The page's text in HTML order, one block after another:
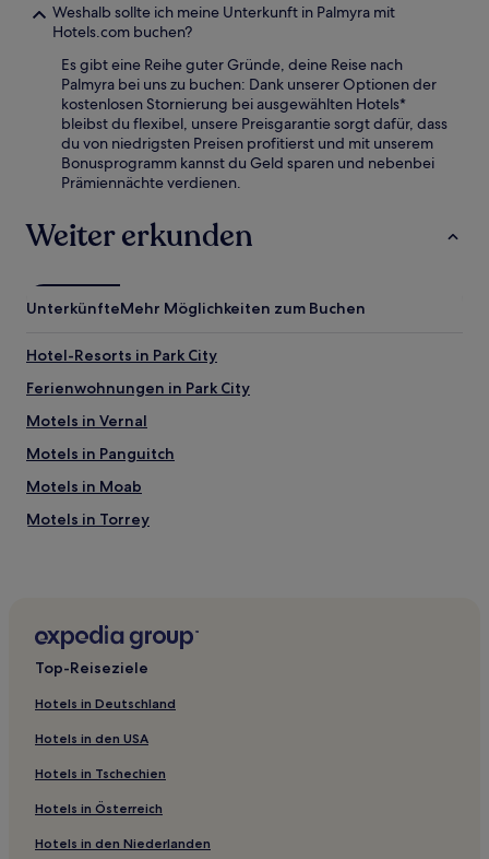
Weshalb sollte ich meine Unterkunft in Palmyra mit
Hotels.com buchen?
Es gibt eine Reihe guter Gründe, deine Reise nach
Palmyra bei uns zu buchen: Dank unserer Optionen der
kostenlosen Stornierung bei ausgewählten Hotels*
bleibst du flexibel, unsere Preisgarantie sorgt dafür, dass
du von niedrigsten Preisen profitierst und mit unserem
Bonusprogramm kannst du Geld sparen und nebenbei
Prämiennächte verdienen.
Weiter erkunden
UnterkünfteMehr Möglichkeiten zum Buchen
Hotel-Resorts in Park City
Ferienwohnungen in Park City
Motels in Vernal
Motels in Panguitch
Motels in Moab
Motels in Torrey
Canyons Village at Park City: Hotels
Hotels nahe Park City Mountain Resort
Utah County: Hotels
Wasatch County: Hotels
Hotels nahe Main Street
Benjamin Hotels
Granite Ridge: Hotels
Top-Reiseziele
Hotels in Deutschland
Hotels in den USA
Hotels in Tschechien
Hotels in Österreich
Hotels in den Niederlanden